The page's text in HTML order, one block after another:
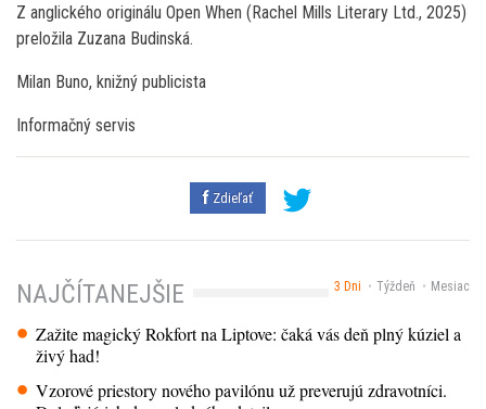
Z anglického originálu Open When (Rachel Mills Literary Ltd., 2025)
preložila Zuzana Budinská.
Milan Buno, knižný publicista
Informačný servis
Zdieľať
3 Dni Týždeň Mesiac
NAJČÍTANEJŠIE
Zažite magický Rokfort na Liptove: čaká vás deň plný kúziel a
živý had!
Vzorové priestory nového pavilónu už preverujú zdravotníci.